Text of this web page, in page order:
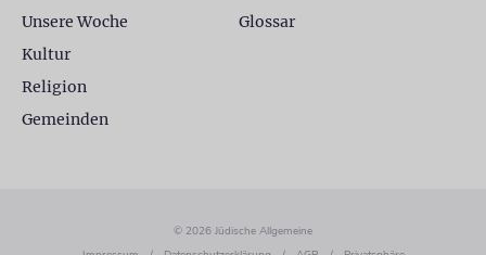
Unsere Woche
Kultur
Religion
Gemeinden
Glossar
© 2026 Jüdische Allgemeine